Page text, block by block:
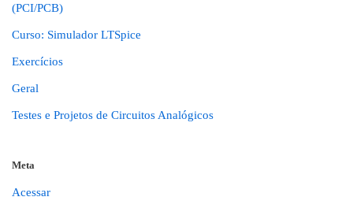
(PCI/PCB)
Curso: Simulador LTSpice
Exercícios
Geral
Testes e Projetos de Circuitos Analógicos
Meta
Acessar